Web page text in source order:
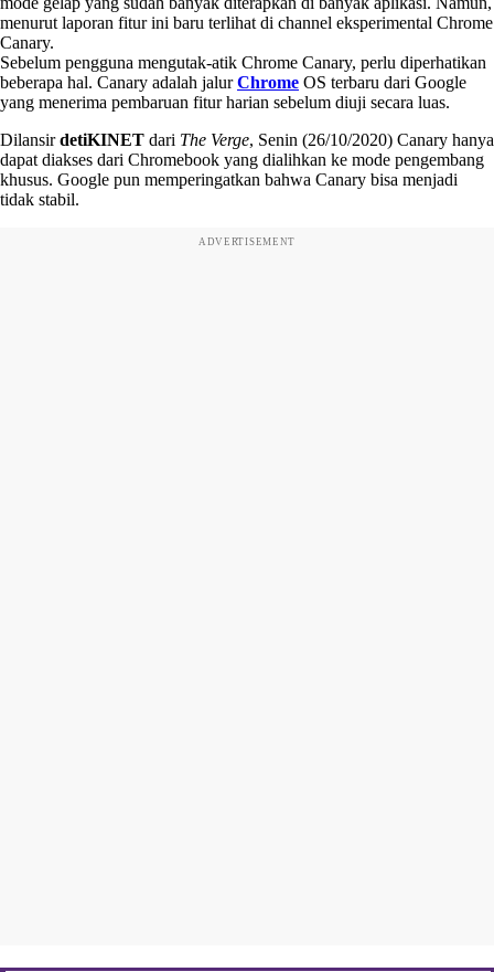
menurut laporan fitur ini baru terlihat di channel eksperimental Chrome
Canary.
Sebelum pengguna mengutak-atik Chrome Canary, perlu diperhatikan
beberapa hal. Canary adalah jalurChrome OS terbaru dari Google
yang menerima pembaruan fitur harian sebelum diuji secara luas.
DilansirdetiKINET dari The Verge, Senin (26/10/2020) Canary hanya
dapat diakses dari Chromebook yang dialihkan ke mode pengembang
khusus. Google pun memperingatkan bahwa Canary bisa menjadi
tidak stabil.
ADVERTISEMENT